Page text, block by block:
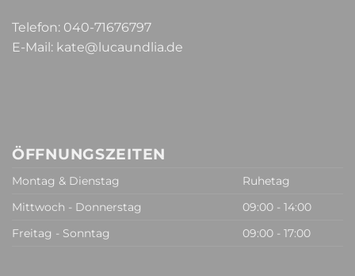
Telefon: 040-71676797
E-Mail: kate@lucaundlia.de
ÖFFNUNGSZEITEN
Montag & Dienstag
Ruhetag
Mittwoch - Donnerstag
09:00 - 14:00
Freitag - Sonntag
09:00 - 17:00